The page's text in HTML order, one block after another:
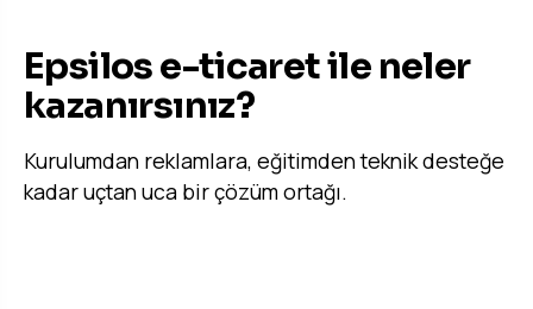
Epsilos e-ticaret ile neler
kazanırsınız?
Kurulumdan reklamlara, eğitimden teknik desteğe
kadar uçtan uca bir çözüm ortağı.